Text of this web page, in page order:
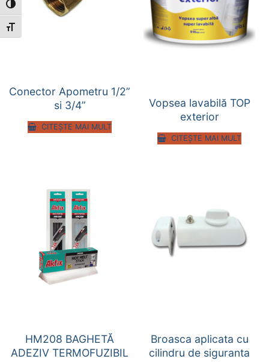
Toggle High Contrast
Toggle Font size
Conector Apometru 1/2”
si 3/4”
CITEȘTE MAI MULT
Vopsea lavabilă TOP
exterior
CITEȘTE MAI MULT
HM208 BAGHETĂ
ADEZIV TERMOFUZIBIL
Broasca aplicata cu
cilindru de siguranta